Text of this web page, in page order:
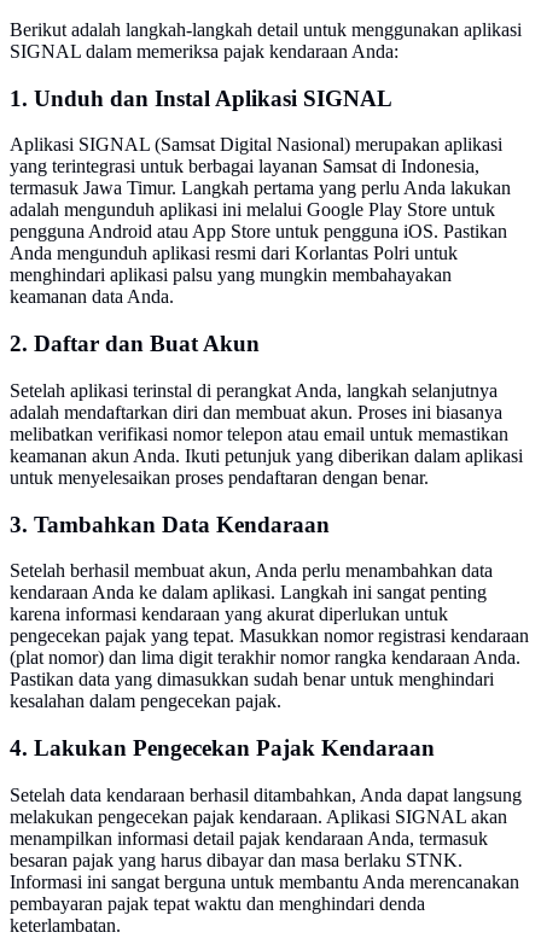
Berikut adalah langkah-langkah detail untuk menggunakan aplikasi
SIGNAL dalam memeriksa pajak kendaraan Anda:
1. Unduh dan Instal Aplikasi SIGNAL
Aplikasi SIGNAL (Samsat Digital Nasional) merupakan aplikasi
yang terintegrasi untuk berbagai layanan Samsat di Indonesia,
termasuk Jawa Timur. Langkah pertama yang perlu Anda lakukan
adalah mengunduh aplikasi ini melalui Google Play Store untuk
pengguna Android atau App Store untuk pengguna iOS. Pastikan
Anda mengunduh aplikasi resmi dari Korlantas Polri untuk
menghindari aplikasi palsu yang mungkin membahayakan
keamanan data Anda.
2. Daftar dan Buat Akun
Setelah aplikasi terinstal di perangkat Anda, langkah selanjutnya
adalah mendaftarkan diri dan membuat akun. Proses ini biasanya
melibatkan verifikasi nomor telepon atau email untuk memastikan
keamanan akun Anda. Ikuti petunjuk yang diberikan dalam aplikasi
untuk menyelesaikan proses pendaftaran dengan benar.
3. Tambahkan Data Kendaraan
Setelah berhasil membuat akun, Anda perlu menambahkan data
kendaraan Anda ke dalam aplikasi. Langkah ini sangat penting
karena informasi kendaraan yang akurat diperlukan untuk
pengecekan pajak yang tepat. Masukkan nomor registrasi kendaraan
(plat nomor) dan lima digit terakhir nomor rangka kendaraan Anda.
Pastikan data yang dimasukkan sudah benar untuk menghindari
kesalahan dalam pengecekan pajak.
4. Lakukan Pengecekan Pajak Kendaraan
Setelah data kendaraan berhasil ditambahkan, Anda dapat langsung
melakukan pengecekan pajak kendaraan. Aplikasi SIGNAL akan
menampilkan informasi detail pajak kendaraan Anda, termasuk
besaran pajak yang harus dibayar dan masa berlaku STNK.
Informasi ini sangat berguna untuk membantu Anda merencanakan
pembayaran pajak tepat waktu dan menghindari denda
keterlambatan.